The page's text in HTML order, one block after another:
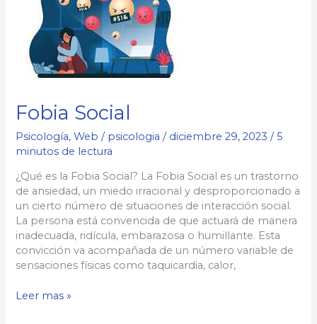
Fobia Social
Psicología,Web / psicologia/ diciembre 29, 2023/5
minutos de lectura
¿Qué es la Fobia Social? La Fobia Social es un trastorno
de ansiedad, un miedo irracional y desproporcionado a
un cierto número de situaciones de interacción social.
La persona está convencida de que actuará de manera
inadecuada, ridícula, embarazosa o humillante. Esta
convicción va acompañada de un número variable de
sensaciones físicas como taquicardia, calor,
Fobia
Leer mas »